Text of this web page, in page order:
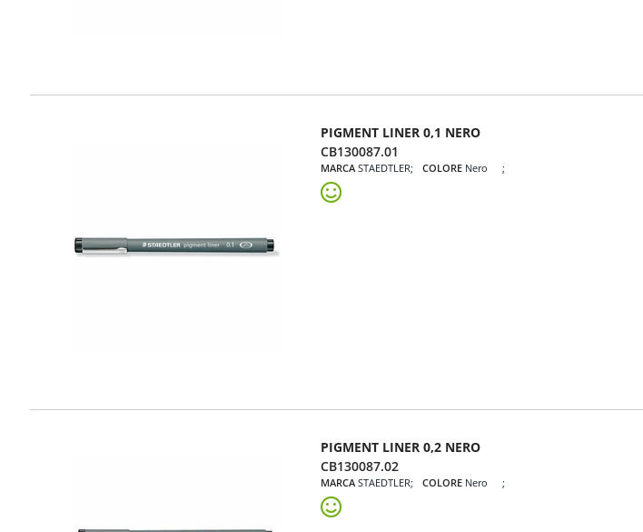
PIGMENT LINER 0,1 NERO
CB130087.01
MARCA STAEDTLER COLORE Nero
PIGMENT LINER 0,2 NERO
CB130087.02
MARCA STAEDTLER COLORE Nero